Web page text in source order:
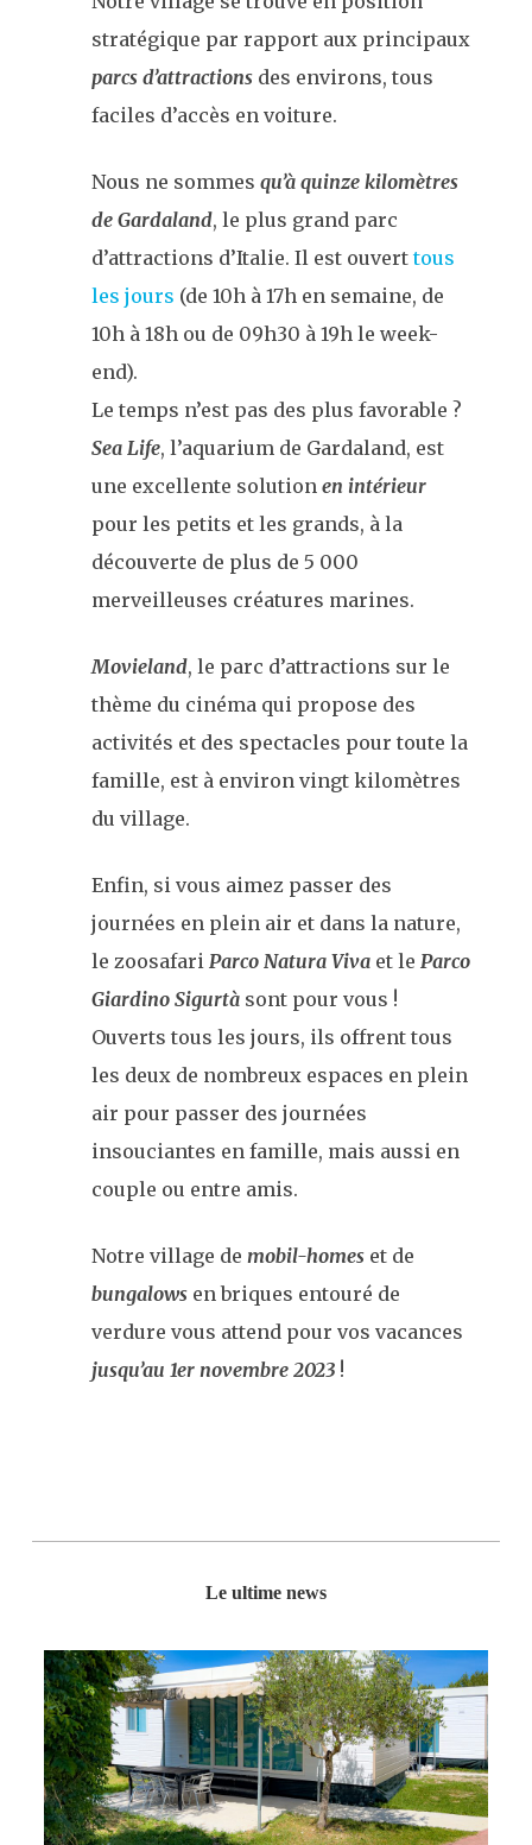
stratégique par rapport aux principaux
parcs d’attractionsdes environs, tous
faciles d’accès en voiture.
Nous ne sommes qu’à quinze kilomètres
de Gardaland, le plus grand parc
d’attractions d’Italie. Il est ouverttous
les jours (de 10h à 17h en semaine, de
10h à 18h ou de 09h30 à 19h le week-
end).
Le temps n’est pas des plus favorable ?
Sea Life, l’aquarium de Gardaland, est
une excellente solution en intérieur
pour les petits et les grands, à la
découverte de plus de 5 000
merveilleuses créatures marines.
Movieland, le parc d’attractions sur le
thème du cinéma qui propose des
activités et des spectacles pour toute la
famille, est à environ vingt kilomètres
du village.
Enfin, si vous aimez passer des
journées en plein air et dans la nature,
le zoosafari Parco Natura Vivaet le Parco
Giardino Sigurtàsont pour vous !
Ouverts tous les jours, ils offrent tous
les deux de nombreux espaces en plein
air pour passer des journées
insouciantes en famille, mais aussi en
couple ou entre amis.
Notre village de mobil-homeset de
bungalowsen briques entouré de
verdure vous attend pour vos vacances
jusqu’au 1er novembre 2023!
Le ultime news